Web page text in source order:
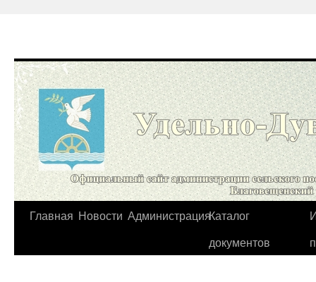
Перейти
Главная Новости АдминистрацияКаталог
документов